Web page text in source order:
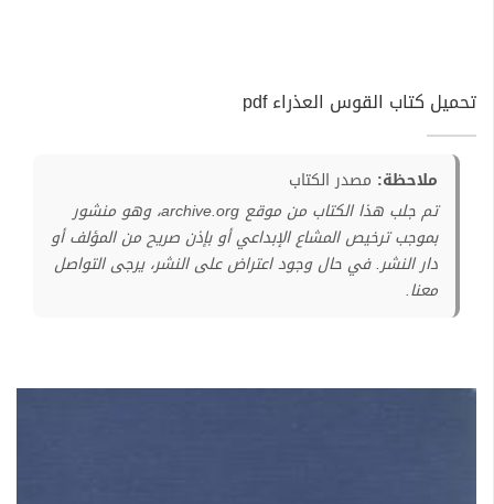
تحميل كتاب القوس العذراء pdf
ملاحظة: مصدر الكتاب
تم جلب هذا الكتاب من موقع archive.org، وهو منشور
بموجب ترخيص المشاع الإبداعي أو بإذن صريح من المؤلف أو
دار النشر. في حال وجود اعتراض على النشر، يرجى التواصل
معنا.